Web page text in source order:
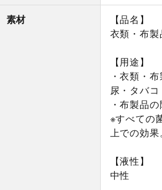
素材
【品名】
衣類・布
【用途】
・衣類・
尿・タバコ
・布製品の
※すべての
上での効果。
【液性】
中性